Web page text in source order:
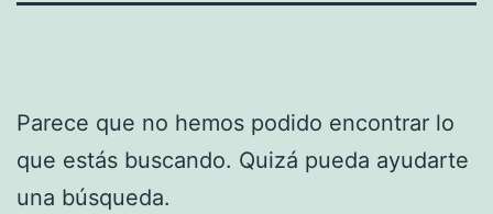
Parece que no hemos podido encontrar lo
que estás buscando. Quizá pueda ayudarte
una búsqueda.